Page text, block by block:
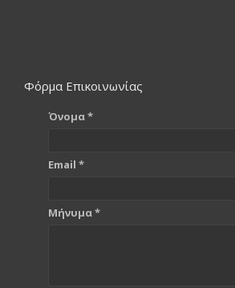
Φόρμα Επικοινωνίας
Όνομα *
Email *
Μήνυμα *